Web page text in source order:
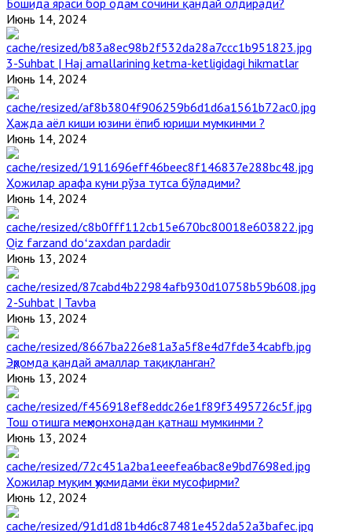
Июнь 14, 2024
3-Suhbat | Haj amallarining ketma-ketligidagi hikmatlar
Июнь 14, 2024
Ҳажда аёл киши юзини ёпиб юриши мумкинми ?
Июнь 14, 2024
Ҳожилар арафа куни рўза тутса бўладими?
Июнь 14, 2024
Qiz farzand doʻzaxdan pardadir
Июнь 13, 2024
2-Suhbat | Tavba
Июнь 13, 2024
Эҳромда қандай амаллар тақиқланган?
Июнь 13, 2024
Тош отишга меҳмонхонадан қатнаш мумкинми ?
Июнь 13, 2024
Ҳожилар муқим ҳукмидами ёки мусофирми?
Июнь 12, 2024